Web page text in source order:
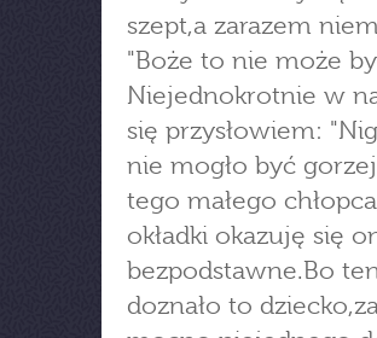
szept,a zarazem
"Boże to nie może
Niejednokrotnie w
się przysłowiem:
nie mogło być
tego małego
okładki okazuję się
bezpodstawne.Bo
doznało to